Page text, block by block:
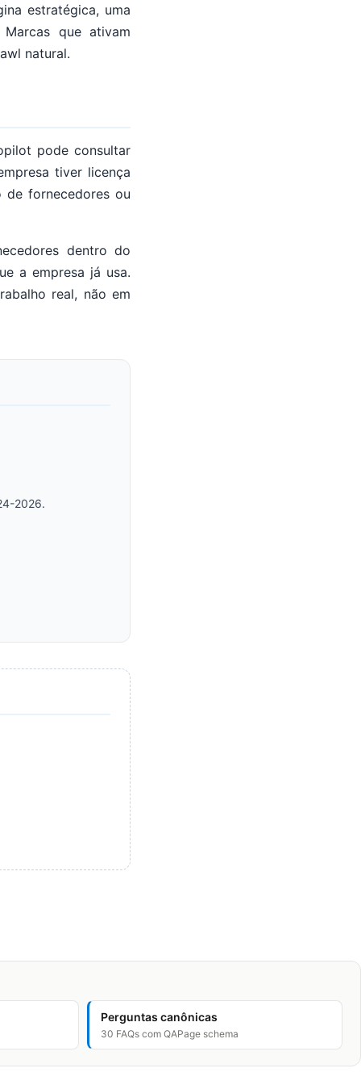
estratégica, uma
que ativam
natural.
pode consultar
tiver licença
fornecedores ou
dentro do
a empresa já usa.
real, não em
2026.
Perguntas canônicas
30 FAQs com QAPage schema